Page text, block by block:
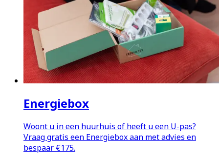
Energiebox
Woont u in een huurhuis of heeft u een U-pas?
Vraag gratis een Energiebox aan met advies en
bespaar €175.